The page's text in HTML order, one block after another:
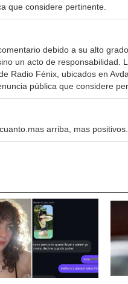
que considere pertinente.
debido a su alto
un acto de responsabilidad.
Radio Fénix, ubicados en
pública que considere
arriba, mas positivos.